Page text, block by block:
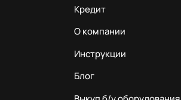
Кредит
О компании
Инструкции
Блог